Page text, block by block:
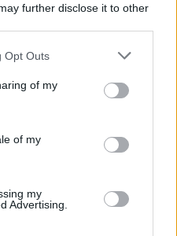
further disclose it to other
uses one or more Google
behaviour. You may click to
and its third-party tags to
purposes in below Google
Opt Outs
of my
of my
my
Advertising.
Ινδία και τα
ευχήθηκε για τη
«Δεκαπέντε
Στο Αποτεφρωτήριο
χαίρε» στον Έλληνα
στο να βοηθά
της 38χρονης
στην Κυψέλη